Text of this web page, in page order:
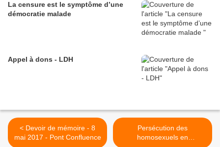
La censure est le symptôme d’une
démocratie malade
Appel à dons - LDH
< Devoir de mémoire - 8
mai 2017 - Pont Confluence
Persécution des
homosexuels en